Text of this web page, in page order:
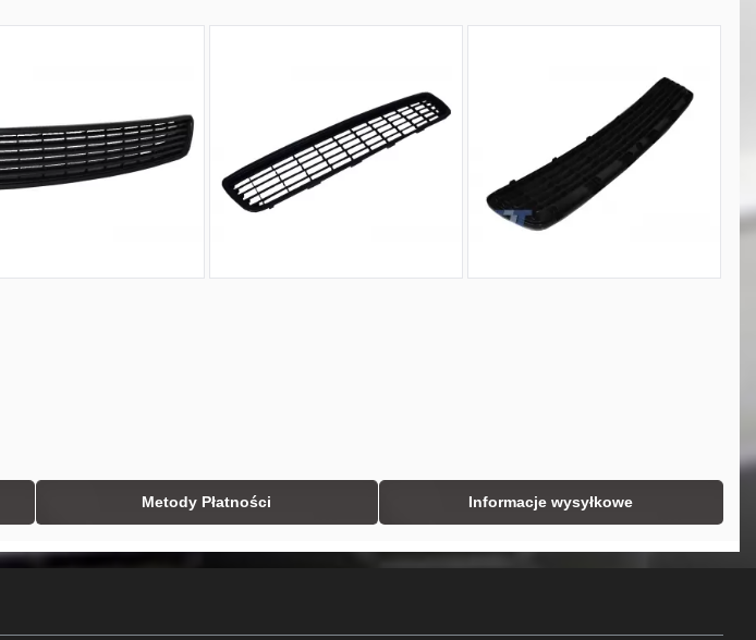
Metody Płatności Informacje wysyłkowe